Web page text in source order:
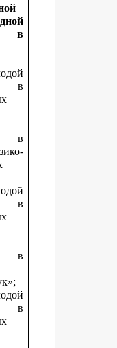
в
в
в
в
в
в